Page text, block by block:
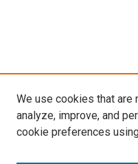
We use cookies that are
analyze, improve, and
cookie preferences